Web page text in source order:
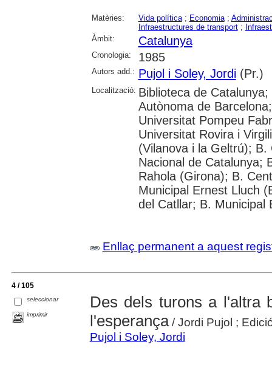
Matèries: Vida política; Economia;
Infraestructures de transport;
Àmbit:
Catalunya
Cronologia: 1985
Autors add.: Pujol i Soley, Jordi(Pr.)
Localització: Biblioteca de
Autònoma de
Universitat Pompeu
Universitat Rovira i
(Vilanova i la Geltrú);
Nacional de Catalunya;
Rahola (Girona); B.
Municipal Ernest Lluch
del Catllar; B. Municipal
Enllaç permanent a aquest
4 / 105
seleccionar
imprimir
Des dels turons a l'altra
l'esperança/ Jordi Pujol ;
Pujol i Soley, Jordi